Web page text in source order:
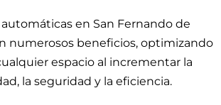
en San Fernando de
numerosos beneficios, optimizando
espacio al incrementar la
la seguridad y la eficiencia.